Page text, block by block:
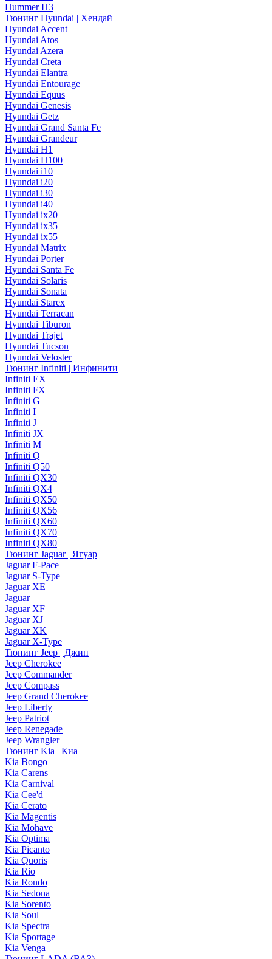
Hummer H3
Тюнинг Hyundai | Хендай
Hyundai Accent
Hyundai Atos
Hyundai Azera
Hyundai Creta
Hyundai Elantra
Hyundai Entourage
Hyundai Equus
Hyundai Genesis
Hyundai Getz
Hyundai Grand Santa Fe
Hyundai Grandeur
Hyundai H1
Hyundai H100
Hyundai i10
Hyundai i20
Hyundai i30
Hyundai i40
Hyundai ix20
Hyundai ix35
Hyundai ix55
Hyundai Matrix
Hyundai Porter
Hyundai Santa Fe
Hyundai Solaris
Hyundai Sonata
Hyundai Starex
Hyundai Terracan
Hyundai Tiburon
Hyundai Trajet
Hyundai Tucson
Hyundai Veloster
Тюнинг Infiniti | Инфинити
Infiniti EX
Infiniti FX
Infiniti G
Infiniti I
Infiniti J
Infiniti JX
Infiniti M
Infiniti Q
Infiniti Q50
Infiniti QX30
Infiniti QX4
Infiniti QX50
Infiniti QX56
Infiniti QX60
Infiniti QX70
Infiniti QX80
Тюнинг Jaguar | Ягуар
Jaguar F-Pace
Jaguar S-Type
Jaguar XE
Jaguar
Jaguar XF
Jaguar XJ
Jaguar XK
Jaguar X-Type
Тюнинг Jeep | Джип
Jeep Cherokee
Jeep Commander
Jeep Compass
Jeep Grand Cherokee
Jeep Liberty
Jeep Patriot
Jeep Renegade
Jeep Wrangler
Тюнинг Kia | Киа
Kia Bongo
Kia Carens
Kia Carnival
Kia Cee'd
Kia Cerato
Kia Magentis
Kia Mohave
Kia Optima
Kia Picanto
Kia Quoris
Kia Rio
Kia Rondo
Kia Sedona
Kia Sorento
Kia Soul
Kia Spectra
Kia Sportage
Kia Venga